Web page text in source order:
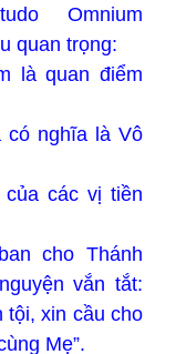
Omnium
quan trọng:
là quan điểm
có nghĩa là Vô
các vị tiền
cho Thánh
vắn tắt:
tội, xin cầu cho
Mẹ”.